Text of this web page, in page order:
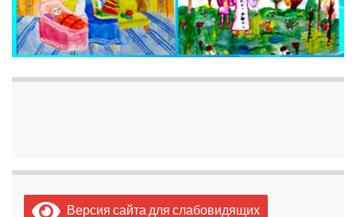
Версия сайта для слабовидящих